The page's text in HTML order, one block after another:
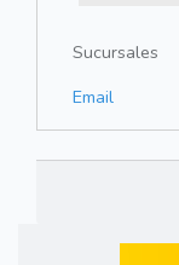
Sucursales
Email